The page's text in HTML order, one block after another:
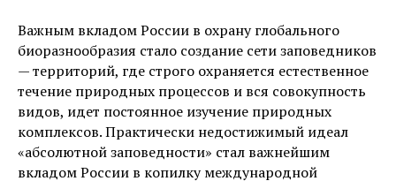
Важным вкладом России в охрану глобального
биоразнообразия стало создание сети заповедников
— территорий, где строго охраняется естественное
течение природных процессов и вся совокупность
видов, идет постоянное изучение природных
комплексов. Практически недостижимый идеал
«абсолютной заповедности» стал важнейшим
вкладом России в копилку международной